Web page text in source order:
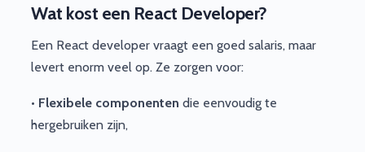
Wat kost een React Developer?
Een React developer vraagt een goed salaris, maar
levert enorm veel op. Ze zorgen voor:
• Flexibele componenten die eenvoudig te
hergebruiken zijn,